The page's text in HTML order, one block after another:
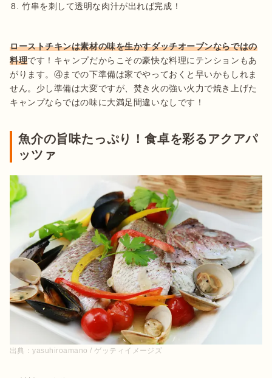
竹串を刺して透明な肉汁が出れば完成！
ローストチキンは素材の味を生かすダッチオーブンならではの
料理です！キャンプだからこその豪快な料理にテンションもあ
がります。④までの下準備は家でやっておくと早いかもしれま
せん。少し準備は大変ですが、焚き火の強い火力で焼き上げた
キャンプならではの味に大満足間違いなしです！
魚介の旨味たっぷり！食卓を彩るアクアパ
ッツァ
出典：yasuhiroamano / ゲッティイメージズ